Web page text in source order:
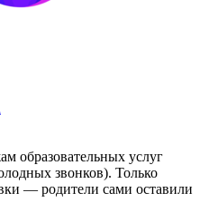
образовательных услуг
звонков). Только
— родители сами оставили